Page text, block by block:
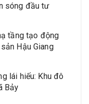
sóng đầu tư
tầng tạo động
Hậu Giang
lái hiếu: Khu đô
Bảy